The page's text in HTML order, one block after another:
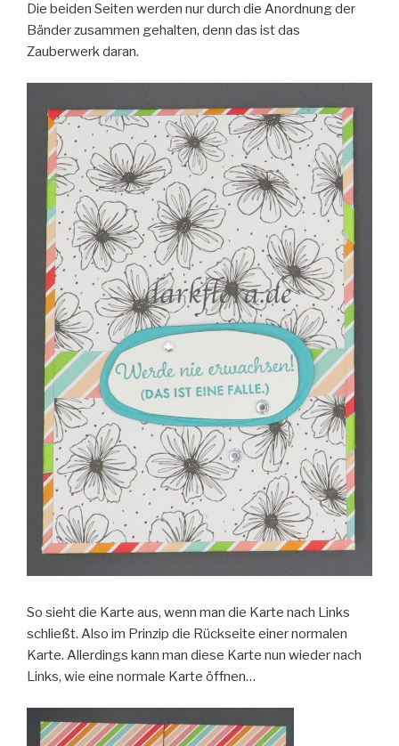
Die beiden Seiten werden nur durch die Anordnung der
Bänder zusammen gehalten, denn das ist das
Zauberwerk daran.
So sieht die Karte aus, wenn man die Karte nach Links
schließt. Also im Prinzip die Rückseite einer normalen
Karte. Allerdings kann man diese Karte nun wieder nach
Links, wie eine normale Karte öffnen…